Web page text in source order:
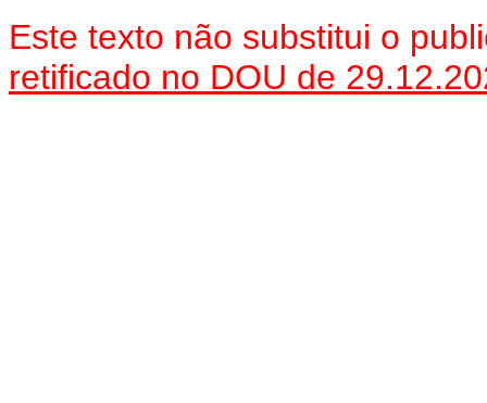
Este texto não substitui o
retificado no DOU de